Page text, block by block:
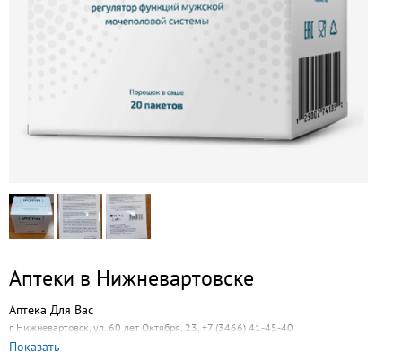
Аптеки в Нижневартовске
Аптека Для Вас
г. Нижневартовск, ул. 60 лет Октября, 23, +7 (3466) 41-45-40
Показать